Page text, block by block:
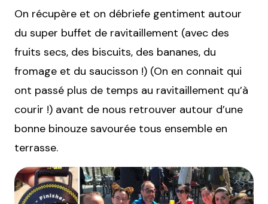
On récupère et on débriefe gentiment autour
du super buffet de ravitaillement (avec des
fruits secs, des biscuits, des bananes, du
fromage et du saucisson !) (On en connait qui
ont passé plus de temps au ravitaillement qu’à
courir !) avant de nous retrouver autour d’une
bonne binouze savourée tous ensemble en
terrasse.